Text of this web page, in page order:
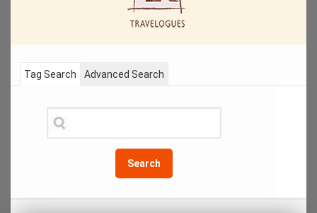
Tag Search
Search
Advanced Search